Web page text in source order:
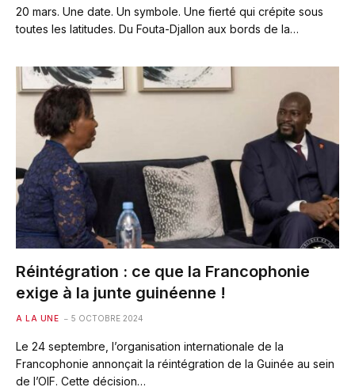
20 mars. Une date. Un symbole. Une fierté qui crépite sous
toutes les latitudes. Du Fouta-Djallon aux bords de la…
Réintégration : ce que la Francophonie
exige à la junte guinéenne !
A LA UNE 5 OCTOBRE 2024
Le 24 septembre, l’organisation internationale de la
Francophonie annonçait la réintégration de la Guinée au sein
de l’OIF. Cette décision…